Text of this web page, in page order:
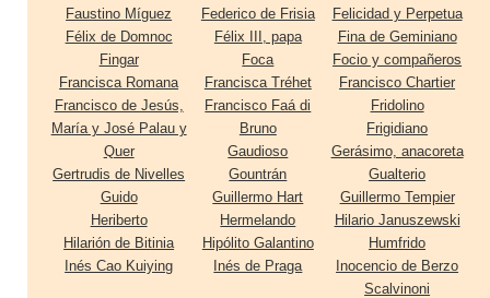
Faustino Míguez Federico de Frisia
Felicidad y Perpetua
Félix de Domnoc
Félix III, papa
Fina de Geminiano
Fingar
Foca
Focio y compañeros
Francisca Romana
Francisca Tréhet
Francisco Chartier
Francisco de Jesús,
María y José Palau y
Quer
Francisco Faá di
Bruno
Fridolino
Frigidiano
Gaudioso
Gerásimo, anacoreta
Gertrudis de Nivelles
Gountrán
Gualterio
Guido
Guillermo Hart
Guillermo Tempier
Heriberto
Hermelando
Hilario Januszewski
Hilarión de Bitinia
Hipólito Galantino
Humfrido
Inés Cao Kuiying
Inés de Praga
Inocencio de Berzo
Scalvinoni